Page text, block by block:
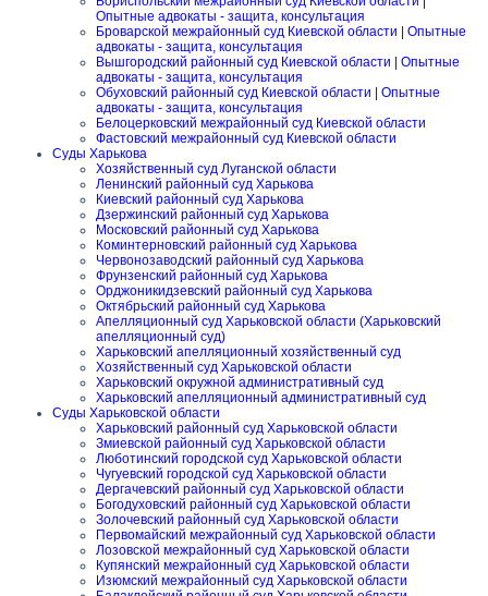
Опытные адвокаты - защита, консультация
Броварской межрайонный суд Киевской области | Опытные
адвокаты - защита, консультация
Вышгородский районный суд Киевской области | Опытные
адвокаты - защита, консультация
Обуховский районный суд Киевской области | Опытные
адвокаты - защита, консультация
Белоцерковский межрайонный суд Киевской области
Фастовский межрайонный суд Киевской области
Суды Харькова
Хозяйственный суд Луганской области
Ленинский районный суд Харькова
Киевский районный суд Харькова
Дзержинский районный суд Харькова
Московский районный суд Харькова
Коминтерновский районный суд Харькова
Червонозаводский районный суд Харькова
Фрунзенский районный суд Харькова
Орджоникидзевский районный суд Харькова
Октябрьский районный суд Харькова
Апелляционный суд Харьковской области (Харьковский
апелляционный суд)
Харьковский апелляционный хозяйственный суд
Хозяйственный суд Харьковской области
Харьковский окружной административный суд
Харьковский апелляционный административный суд
Суды Харьковской области
Харьковский районный суд Харьковской области
Змиевской районный суд Харьковской области
Люботинский городской суд Харьковской области
Чугуевский городской суд Харьковской области
Дергачевский районный суд Харьковской области
Богодуховский районный суд Харьковской области
Золочевский районный суд Харьковской области
Первомайский межрайонный суд Харьковской области
Лозовской межрайонный суд Харьковской области
Купянский межрайонный суд Харьковской области
Изюмский межрайонный суд Харьковской области